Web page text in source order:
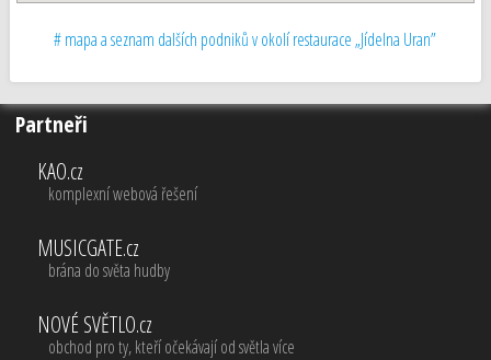
# mapa a seznam dalších podniků v okolí restaurace „Jídelna Uran”
Partneři
KAO.cz
komplexní webová řešení
MUSICGATE.cz
brána do světa hudby
NOVÉ SVĚTLO.cz
obchod pro ty, kteří očekávají od světla více